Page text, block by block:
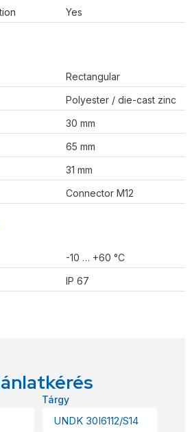
Yes
Rectangular
Polyester / die-cast zinc
30 mm
65 mm
31 mm
Connector M12
-10 … +60 °C
IP 67
Tárgy